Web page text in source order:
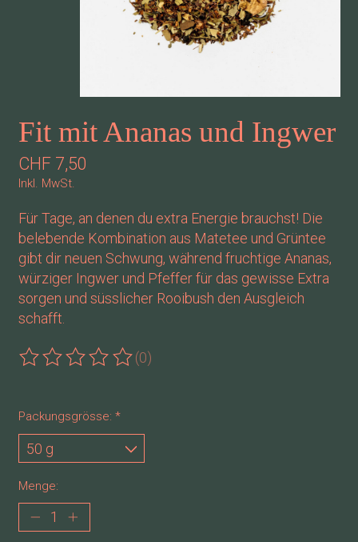
Fit mit Ananas und Ingwer
CHF 7,50
Inkl. MwSt.
Für Tage, an denen du extra Energie brauchst! Die
belebende Kombination aus Matetee und Grüntee
gibt dir neuen Schwung, während fruchtige Ananas,
würziger Ingwer und Pfeffer für das gewisse Extra
sorgen und süsslicher Rooibush den Ausgleich
schafft.
Die Bewertung dieses Produkts ist
(0)
Packungsgrösse: *
Menge: